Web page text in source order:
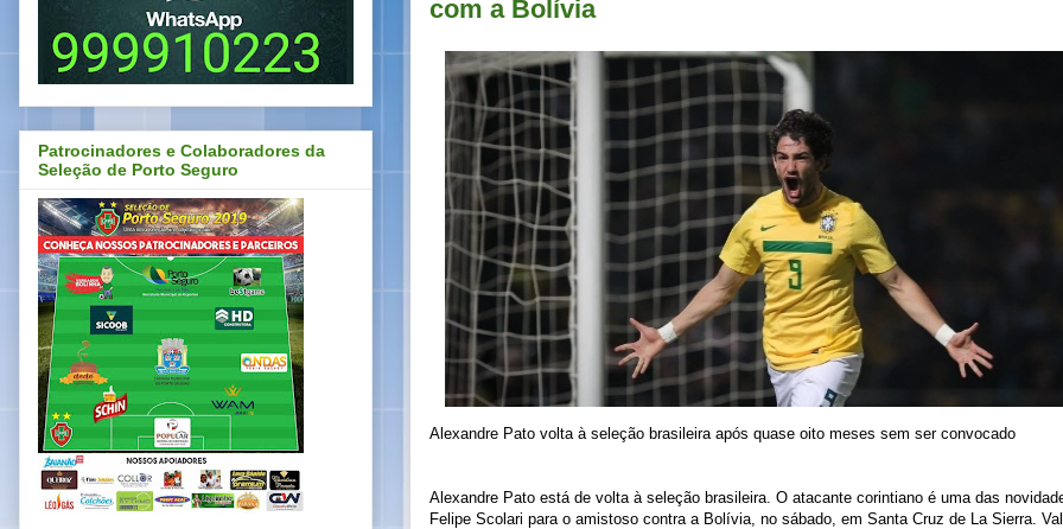
com a Bolívia
Alexandre Pato volta à seleção brasileira após quase oito meses sem ser convocado
Alexandre Pato está de volta à seleção brasileira. O atacante corintiano é uma das
Felipe Scolari para o amistoso contra a Bolívia, no sábado, em Santa Cruz de La Sierra.
Patrocinadores e Colaboradores da
Seleção de Porto Seguro